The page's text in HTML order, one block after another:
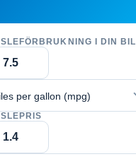
I DIN BIL
per gallon (mpg)